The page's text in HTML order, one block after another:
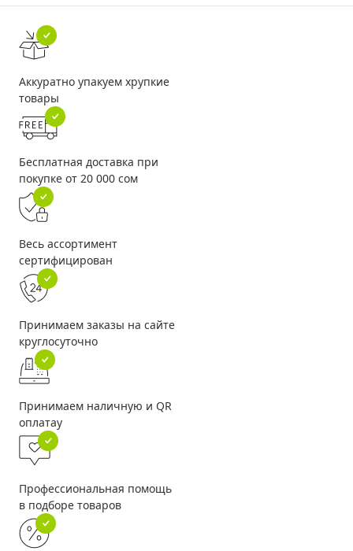
Аккуратно упакуем хрупкие
товары
Бесплатная доставка при
покупке от 20 000 сом
Весь ассортимент
сертифицирован
Принимаем заказы на сайте
круглосуточно
Принимаем наличную и QR
оплатау
Профессиональная помощь
в подборе товаров